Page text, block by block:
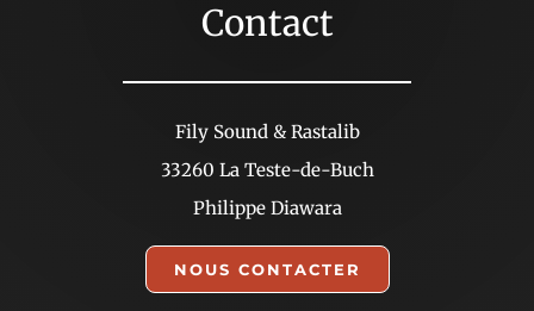
Contact
Fily Sound & Rastalib
33260 La Teste-de-Buch
Philippe Diawara
NOUS CONTACTER